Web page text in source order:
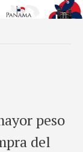
peso
del